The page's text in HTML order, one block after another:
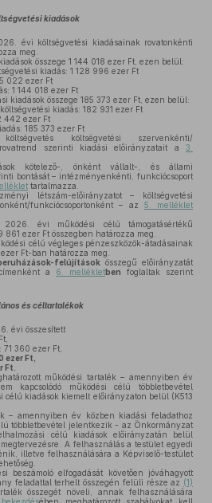
kiadások
évi költségvetési kiadásainak rovatonkénti
meg.
összege 1 144 018 ezer Ft, ezen belül:
kiadás: 1 128 996 ezer Ft
022 ezer Ft
1 144 018 ezer Ft
kiadások összege 185 373 ezer Ft, ezen belül:
kiadás: 182 931 ezer Ft
442 ezer Ft
185 373 ezer Ft
költségvetési szervenkénti/
rovatrend szerinti kiadási előirányzatait a 3.
kötelező-, önként vállalt-, és állami
bontását – intézményenkénti, funkciócsoport
tartalmazza.
létszám-előirányzatot – költségvetési
funkciócsoportonként – az 5. melléklet
évi működési célú támogatásértékű
ezer Ft összegben határozza meg.
célú végleges pénzeszközök-átadásainak
Ft-ban határozza meg.
felújítások összegű előirányzatát
a 6. mellékletben foglaltak szerint
és céltartalékok
évi összesített
360 ezer Ft,
ezer Ft,
Ft.
működési tartalék – amennyiben év
kapcsolódó működési célú többletbevétel
célú kiadások kiemelt előirányzaton belül (K513
– amennyiben év közben kiadási feladathoz
többletbevétel jelentkezik - az Önkormányzat
célú kiadások előirányzatán belül
A felhasználás a testület egyedi
illetve felhasználására a Képviselő-testület
beszámoló elfogadását követően jóváhagyott
feladattal terhelt összegén felüli része az (1)
összegét növeli, annak felhasználására